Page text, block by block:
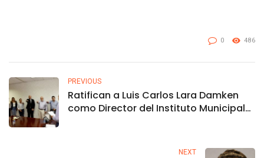
0 486
PREVIOUS
Ratifican a Luis Carlos Lara Damken
como Director del Instituto Municipal
NEXT